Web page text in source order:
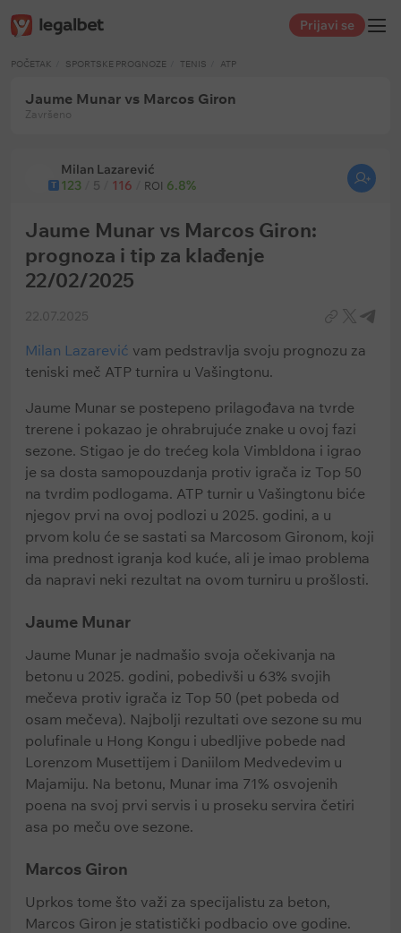
Prijavi se
POČETAK SPORTSKE PROGNOZE TENIS ATP
Jaume Munar vs Marcos Giron
Završeno
T
Milan Lazarević
123
5 116 ROI 6.8%
Jaume Munar vs Marcos Giron:
prognoza i tip za klađenje
22/02/2025
22.07.2025
Milan Lazarević vam pedstravlja svoju prognozu za
teniski meč ATP turnira u Vašingtonu.
Jaume Munar se postepeno prilagođava na tvrde
trerene i pokazao je ohrabrujuće znake u ovoj fazi
sezone. Stigao je do trećeg kola Vimbldona i igrao
je sa dosta samopouzdanja protiv igrača iz Top 50
na tvrdim podlogama. ATP turnir u Vašingtonu biće
njegov prvi na ovoj podlozi u 2025. godini, a u
prvom kolu će se sastati sa Marcosom Gironom, koji
ima prednost igranja kod kuće, ali je imao problema
da napravi neki rezultat na ovom turniru u prošlosti.
Jaume Munar
Jaume Munar je nadmašio svoja očekivanja na
betonu u 2025. godini, pobedivši u 63% svojih
mečeva protiv igrača iz Top 50 (pet pobeda od
osam mečeva). Najbolji rezultati ove sezone su mu
polufinale u Hong Kongu i ubedljive pobede nad
Lorenzom Musettijem i Daniilom Medvedevim u
Majamiju. Na betonu, Munar ima 71% osvojenih
poena na svoj prvi servis i u proseku servira četiri
asa po meču ove sezone.
Marcos Giron
Uprkos tome što važi za specijalistu za beton,
Marcos Giron je statistički podbacio ove godine.